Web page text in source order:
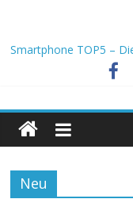
springen
Smartphone TOP5 –
iPhone 13 mit Vertrag
Android Smartphones
ASUS ROG Phone 5
iPhone 12 mit Vertrag
TOP5
Die
Neu